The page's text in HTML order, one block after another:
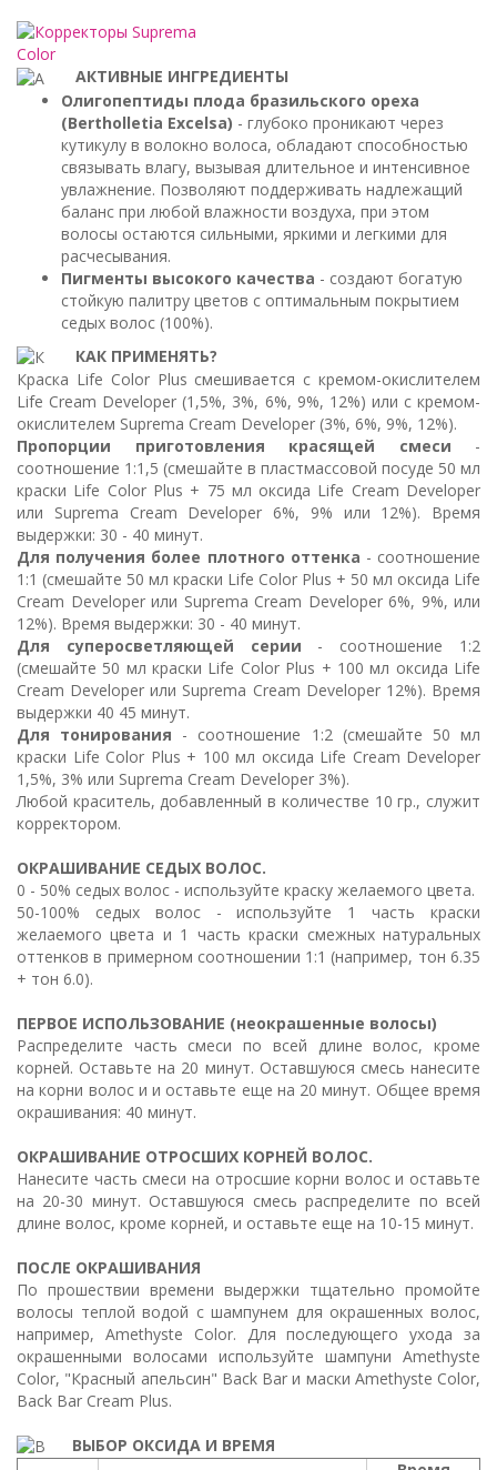
АКТИВНЫЕ ИНГРЕДИЕНТЫ
Олигопептиды плода бразильского ореха
(Bertholletia Excelsa) - глубоко проникают через
кутикулу в волокно волоса, обладают способностью
связывать влагу, вызывая длительное и интенсивное
увлажнение. Позволяют поддерживать надлежащий
баланс при любой влажности воздуха, при этом
волосы остаются сильными, яркими и легкими для
расчесывания.
Пигменты высокого качества - создают богатую
стойкую палитру цветов с оптимальным покрытием
седых волос (100%).
КАК ПРИМЕНЯТЬ?
Краска Life Color Plus смешивается с кремом-окислителем
Life Cream Developer (1,5%, 3%, 6%, 9%, 12%) или с кремом-
окислителем Suprema Cream Developer (3%, 6%, 9%, 12%).
Пропорции приготовления красящей смеси -
соотношение 1:1,5 (смешайте в пластмассовой посуде 50 мл
краски Life Color Plus + 75 мл оксида Life Cream Developer
или Suprema Cream Developer 6%, 9% или 12%). Время
выдержки: 30 - 40 минут.
Для получения более плотного оттенка - соотношение
1:1 (смешайте 50 мл краски Life Color Plus + 50 мл оксида Life
Cream Developer или Suprema Cream Developer 6%, 9%, или
12%). Время выдержки: 30 - 40 минут.
Для суперосветляющей серии - соотношение 1:2
(смешайте 50 мл краски Life Color Plus + 100 мл оксида Life
Cream Developer или Suprema Cream Developer 12%). Время
выдержки 40 45 минут.
Для тонирования - соотношение 1:2 (смешайте 50 мл
краски Life Color Plus + 100 мл оксида Life Cream Developer
1,5%, 3% или Suprema Cream Developer 3%).
Любой краситель, добавленный в количестве 10 гр., служит
корректором.
ОКРАШИВАНИЕ СЕДЫХ ВОЛОС.
0 - 50% седых волос - используйте краску желаемого цвета.
50-100% седых волос - используйте 1 часть краски
желаемого цвета и 1 часть краски смежных натуральных
оттенков в примерном соотношении 1:1 (например, тон 6.35
+ тон 6.0).
ПЕРВОЕ ИСПОЛЬЗОВАНИЕ (неокрашенные волосы)
Распределите часть смеси по всей длине волос, кроме
корней. Оставьте на 20 минут. Оставшуюся смесь нанесите
на корни волос и и оставьте еще на 20 минут. Общее время
окрашивания: 40 минут.
ОКРАШИВАНИЕ ОТРОСШИХ КОРНЕЙ ВОЛОС.
Нанесите часть смеси на отросшие корни волос и оставьте
на 20-30 минут. Оставшуюся смесь распределите по всей
длине волос, кроме корней, и оставьте еще на 10-15 минут.
ПОСЛЕ ОКРАШИВАНИЯ
По прошествии времени выдержки тщательно промойте
волосы теплой водой с шампунем для окрашенных волос,
например, Amethyste Color. Для последующего ухода за
окрашенными волосами используйте шампуни Amethyste
Color, "Красный апельсин" Back Bar и маски Amethyste Color,
Back Bar Cream Plus.
ВЫБОР ОКСИДА И ВРЕМЯ